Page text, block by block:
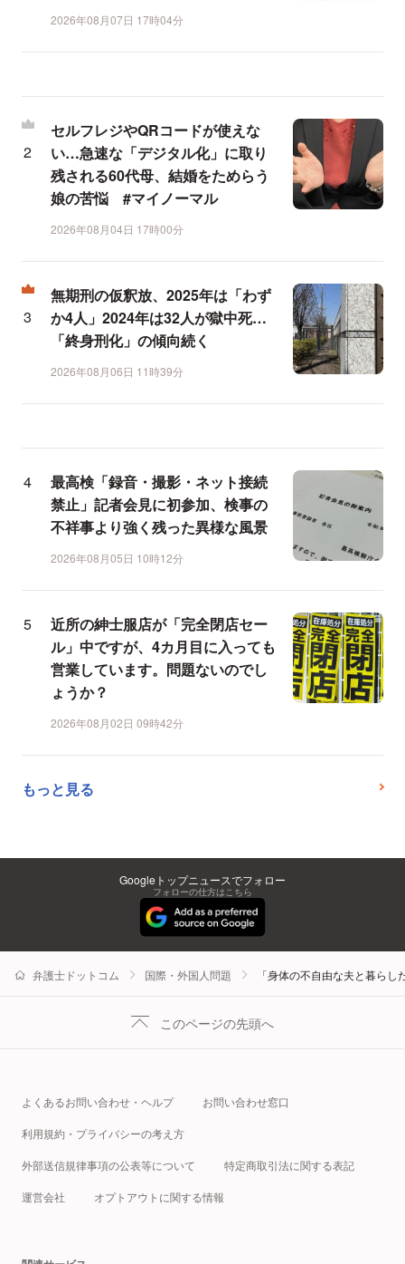
2026年08月07日 17時04分
セルフレジやQRコードが使えな
い…急速な「デジタル化」に取り
残される60代母、結婚をためらう
娘の苦悩 #マイノーマル
2026年08月04日 17時00分
無期刑の仮釈放、2025年は「わず
か4人」2024年は32人が獄中死…
「終身刑化」の傾向続く
2026年08月06日 11時39分
最高検「録音・撮影・ネット接続
禁止」記者会見に初参加、検事の
不祥事より強く残った異様な風景
2026年08月05日 10時12分
近所の紳士服店が「完全閉店セー
ル」中ですが、4カ月目に入っても
営業しています。問題ないのでし
ょうか？
2026年08月02日 09時42分
もっと見る
Googleトップニュースでフォロー
フォローの仕方はこちら
弁護士ドットコム 国際・外国人問題 「身体の不自由な夫と暮ら
このページの先頭へ
よくあるお問い合わせ・ヘルプ お問い合わせ窓口
利用規約・プライバシーの考え方
外部送信規律事項の公表等について 特定商取引法に関する表記
運営会社 オプトアウトに関する情報